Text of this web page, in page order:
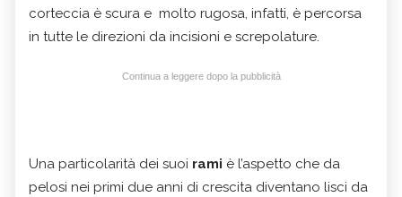
corteccia è scura e molto rugosa, infatti, è percorsa
in tutte le direzioni da incisioni e screpolature.
Continua a leggere dopo la pubblicità
Una particolarità dei suoi rami è l’aspetto che da
pelosi nei primi due anni di crescita diventano lisci da